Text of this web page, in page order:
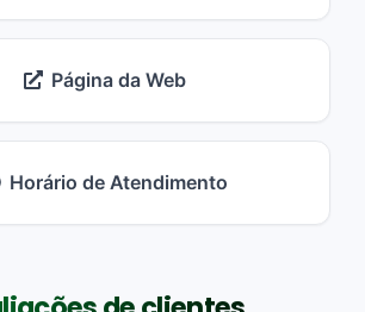
Página da Web
Horário de Atendimento